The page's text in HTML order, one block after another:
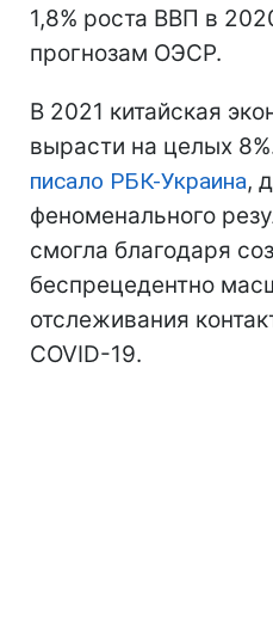
1,8% роста ВВП в
прогнозам ОЭСР.
В 2021 китайская
вырасти на целых
писало РБК-Украина,
феноменального
смогла благодаря
беспрецедентно
отслеживания
COVID-19.